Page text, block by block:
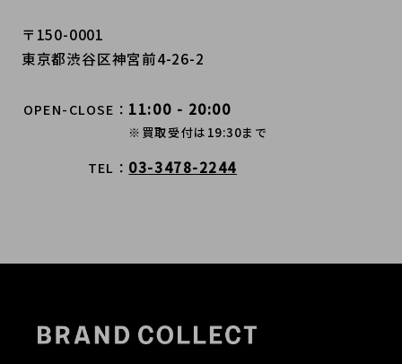
〒150-0001
東京都渋谷区神宮前4-26-2
OPEN-CLOSE 11:00 - 20:00
※買取受付は19:30まで
TEL 03-3478-2244